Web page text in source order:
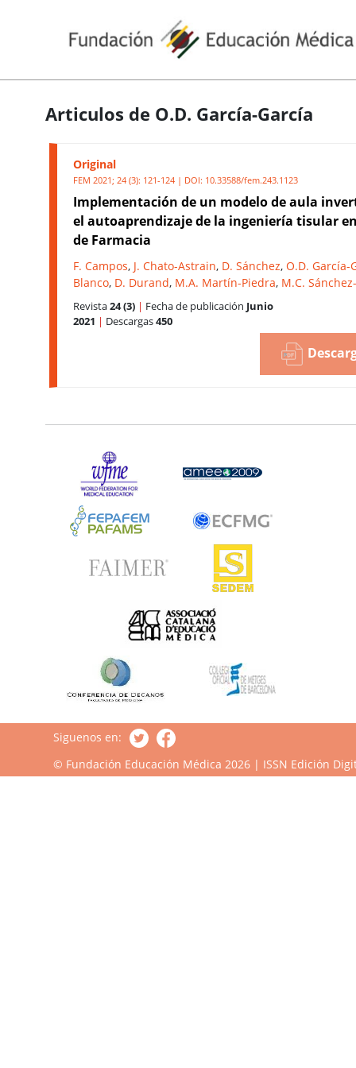
Articulos de O.D. García-García
Original
FEM 2021; 24 (3): 121-124 | DOI: 10.33588/fem.243.1123
Implementación de un modelo de aula
el autoaprendizaje de la ingeniería tisular
de Farmacia
F. Campos, J. Chato-Astrain, D. Sánchez, O.D. García-
Blanco, D. Durand, M.A. Martín-Piedra, M.C.
Revista24 (3) | Fecha de publicación Junio
2021 | Descargas450
Siguenos en:
© Fundación Educación Médica 2026 | ISSN Edición